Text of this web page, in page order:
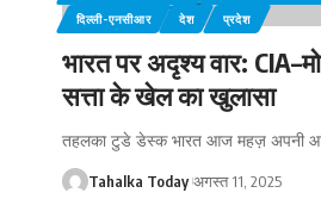
दिल्ली-एनसीआर देश प्रदेश
भारत पर अदृश्य वार:
सत्ता के खेल का खुलासा
तहलका टुडे डेस्क भारत आज महज़ अपनी
Tahalka Today अगस्त 11, 2025